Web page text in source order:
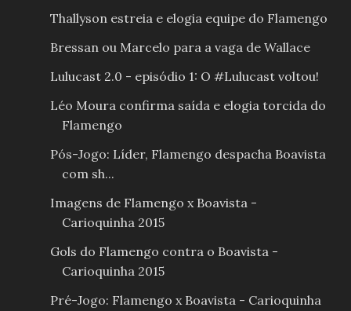
Thallyson estreia e elogia equipe do Flamengo
Bressan ou Marcelo para a vaga de Wallace
Lulucast 2.0 - episódio 1: O #Lulucast voltou!
Léo Moura confirma saída e elogia torcida do
Flamengo
Pós-Jogo: Líder, Flamengo despacha Boavista
com sh...
Imagens de Flamengo x Boavista -
Carioquinha 2015
Gols do Flamengo contra o Boavista -
Carioquinha 2015
Pré-Jogo: Flamengo x Boavista - Carioquinha